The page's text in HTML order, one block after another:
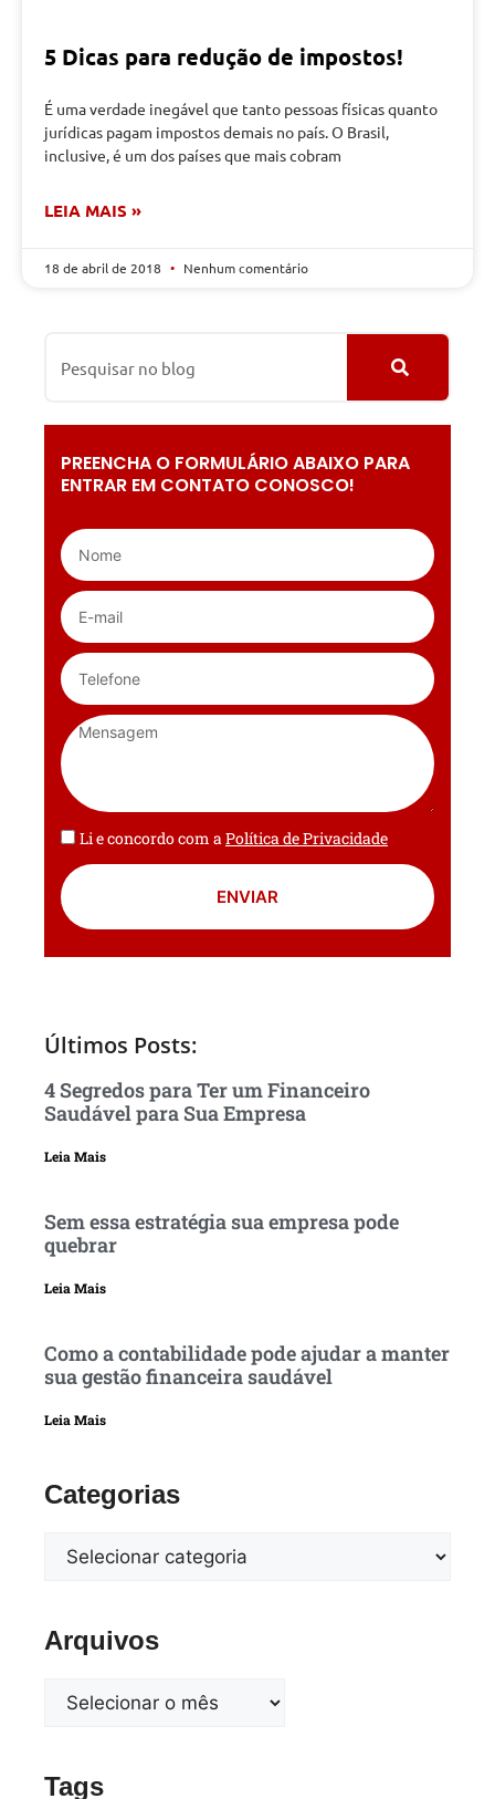
5 Dicas para redução de impostos!
É uma verdade inegável que tanto pessoas físicas quanto
jurídicas pagam impostos demais no país. O Brasil,
inclusive, é um dos países que mais cobram
LEIA MAIS »
18 de abril de 2018 Nenhum comentário
PREENCHA O FORMULÁRIO ABAIXO PARA
ENTRAR EM CONTATO CONOSCO!
Li e concordo com aPolítica de Privacidade
ENVIAR
Últimos Posts:
4 Segredos para Ter um Financeiro
Saudável para Sua Empresa
Leia Mais
Sem essa estratégia sua empresa pode
quebrar
Leia Mais
Como a contabilidade pode ajudar a manter
sua gestão financeira saudável
Leia Mais
Categorias
Arquivos
Tags